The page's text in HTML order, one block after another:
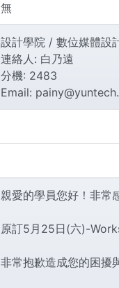
無
設計學院 / 數位媒體設
連絡人: 白乃遠
分機: 2483
Email:
親愛的學員您好！非常
原訂5月25日(六)-
非常抱歉造成您的困擾